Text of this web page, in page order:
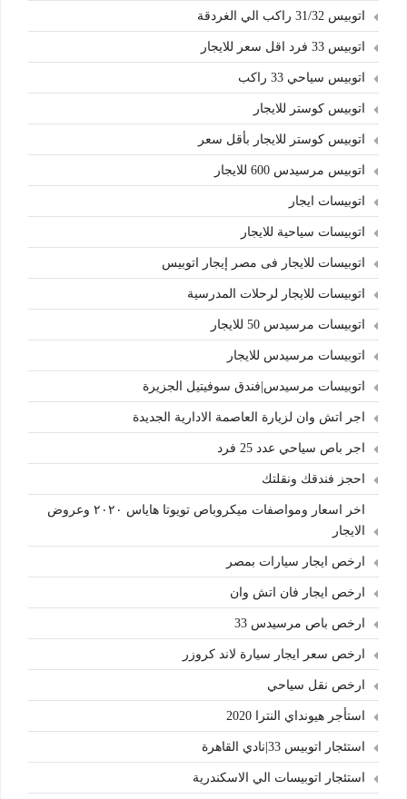
اتوبيس 31/32 راكب الي الغردقة
اتوبيس 33 فرد اقل سعر للايجار
اتوبيس سياحي 33 راكب
اتوبيس كوستر للايجار
اتوبيس كوستر للايجار بأقل سعر
اتوبيس مرسيدس 600 للايجار
اتوبيسات ايجار
اتوبيسات سياحية للايجار
اتوبيسات للايجار فى مصر إيجار اتوبيس
اتوبيسات للايجار لرحلات المدرسية
اتوبيسات مرسيدس 50 للايجار
اتوبيسات مرسيدس للايجار
اتوبيسات مرسيدس|فندق سوفيتيل الجزيرة
اجر اتش وان لزيارة العاصمة الادارية الجديدة
اجر باص سياحي عدد 25 فرد
احجز فندقك ونقلتك
اخر اسعار ومواصفات ميكروباص تويوتا هاياس ٢٠٢٠ وعروض
الايجار
ارخص ايجار سيارات بمصر
ارخص ايجار فان اتش وان
ارخص باص مرسيدس 33
ارخص سعر ايجار سيارة لاند كروزر
ارخص نقل سياحي
استأجر هيونداي النترا 2020
استئجار اتوبيس 33|نادي القاهرة
استئجار اتوبيسات الي الاسكندرية